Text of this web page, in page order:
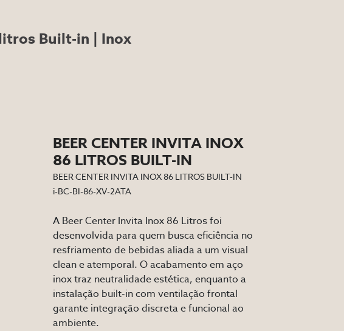
Built-in | Inox
BEER CENTER INVITA INOX
86 LITROS BUILT-IN
BEER CENTER INVITA INOX 86 LITROS BUILT-IN
i-BC-BI-86-XV-2ATA
A Beer Center Invita Inox 86 Litros foi
desenvolvida para quem busca eficiência no
resfriamento de bebidas aliada a um visual
clean e atemporal. O acabamento em aço
inox traz neutralidade estética, enquanto a
instalação built-in com ventilação frontal
garante integração discreta e funcional ao
ambiente.